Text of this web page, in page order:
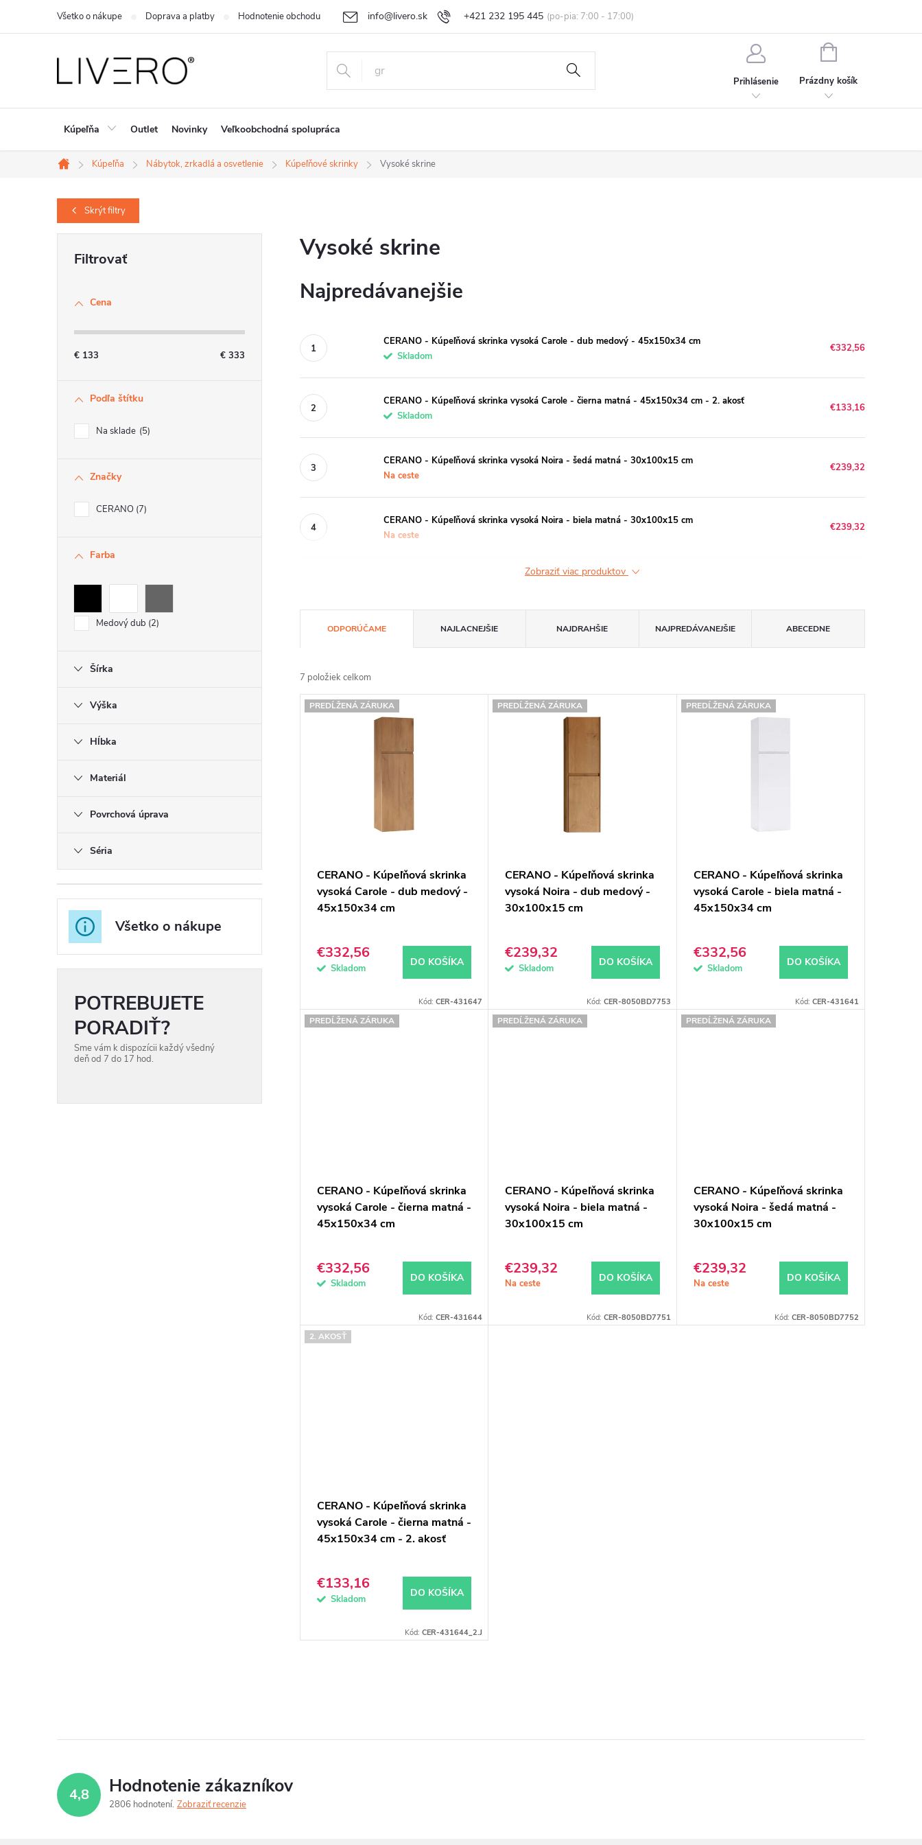
+421 232 195 445
info@livero.sk
Všetko o nákupe Doprava a platby Hodnotenie obchodu Vrátenie tovaru a reklamácia Obchodné podmienky Podmienky ochrany osobných údajov
Prihlásenie
NÁKUPNÝ
Prázdny košík
Kúpeľňa Outlet Novinky Veľkoobchodná spolupráca
Domov
Kúpeľňa Nábytok, zrkadlá a osvetlenie Kúpeľňové skrinky Vysoké skrine
Skrýtfiltry
Cena
€ 133 € 333
Podľa štítku
Na sklade 5
Značky
CERANO 7
Farba
Medový dub 2
Šírka
Výška
Hĺbka
Materiál
Povrchová úprava
Séria
Všetko o nákupe
POTREBUJETE
PORADIŤ?
Sme vám k dispozícii každý všedný
deň od 7 do 17 hod.
Vysoké skrine
Najpredávanejšie
CERANO - Kúpeľňová skrinka vysoká Carole - dub medový - 45x150x34 cm
Skladom
€332,56
CERANO - Kúpeľňová skrinka vysoká Carole - čierna matná - 45x150x34 cm - 2. akosť
Skladom
€133,16
CERANO - Kúpeľňová skrinka vysoká Noira - šedá matná - 30x100x15 cm
Na ceste
€239,32
CERANO - Kúpeľňová skrinka vysoká Noira - biela matná - 30x100x15 cm
Na ceste
€239,32
Zobraziť viac produktov
a
d
e
v
ODPORÚČAME NAJLACNEJŠIE NAJDRAHŠIE NAJPREDÁVANEJŠIE ABECEDNE
7 položiek celkom
V
o
PREDĹŽENÁ ZÁRUKA
CERANO - Kúpeľňová skrinka
vysoká Carole - dub medový -
45x150x34 cm
€332,56
Skladom DO KOŠÍKA
Kód:CER-431647
PREDĹŽENÁ ZÁRUKA
CERANO - Kúpeľňová skrinka
vysoká Noira - dub medový -
30x100x15 cm
€239,32
Skladom DO KOŠÍKA
Kód: CER-8050BD7753
PREDĹŽENÁ ZÁRUKA
CERANO - Kúpeľňová skrinka
vysoká Carole - biela matná -
45x150x34 cm
€332,56
Skladom DO KOŠÍKA
Kód: CER-431641
PREDĹŽENÁ ZÁRUKA
CERANO - Kúpeľňová skrinka
vysoká Carole - čierna matná -
45x150x34 cm
€332,56
Skladom DO KOŠÍKA
Kód:CER-431644
PREDĹŽENÁ ZÁRUKA
CERANO - Kúpeľňová skrinka
vysoká Noira - biela matná -
30x100x15 cm
€239,32
Na ceste DO KOŠÍKA
Kód: CER-8050BD7751
PREDĹŽENÁ ZÁRUKA
CERANO - Kúpeľňová skrinka
vysoká Noira - šedá matná -
30x100x15 cm
€239,32
Na ceste DO KOŠÍKA
Kód: CER-8050BD7752
2. AKOSŤ
CERANO - Kúpeľňová skrinka
vysoká Carole - čierna matná -
45x150x34 cm - 2. akosť
€133,16
Skladom DO KOŠÍKA
Kód:CER-431644_2.J
l
4,8 Hodnotenie zákazníkov
2806 hodnotení Zobraziť recenzie